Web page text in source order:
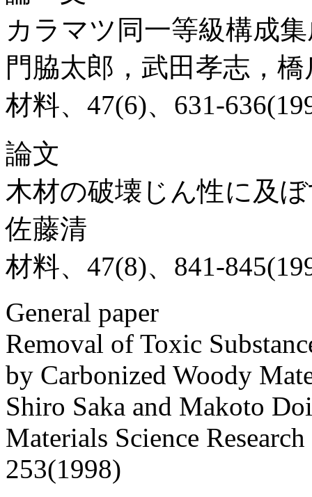
カラマツ同一等級構成
門脇太郎，武田孝志，
材料、47(6)、631-
論文
木材の破壊じん性に及
佐藤清
材料、47(8)、841-
General paper
Removal of Toxic
by Carbonized Woody
Shiro Saka and Makoto Doi
Materials Science
253(1998)